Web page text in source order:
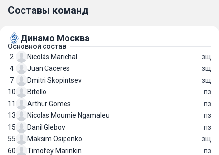
Составы команд
Динамо Москва
Основной состав
2
Nicolás Marichal
зщ
4
Juan Cáceres
зщ
7
Dmitri Skopintsev
зщ
10
Bitello
пз
11
Arthur Gomes
пз
13
Nicolas Moumie Ngamaleu
пз
15
Danil Glebov
пз
55
Maksim Osipenko
зщ
60
Timofey Marinkin
пз